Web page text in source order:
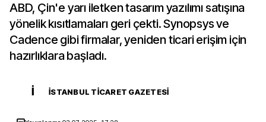
ABD, Çin'e yarı iletken tasarım yazılımı satışına
yönelik kısıtlamaları geri çekti. Synopsys ve
Cadence gibi firmalar, yeniden ticari erişim için
hazırlıklara başladı.
İ İSTANBUL TICARET GAZETESI